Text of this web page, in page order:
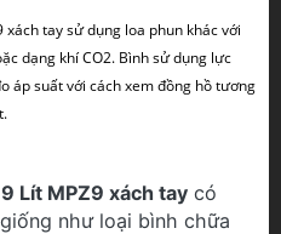
tay sử dụng loa phun khác với
dạng khí CO2. Bình sử dụng lực
áp suất với cách xem đồng hồ tương
Lít MPZ9 xách tay có
như loại bình chữa